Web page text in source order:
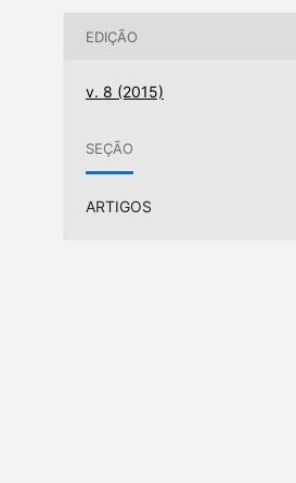
EDIÇÃO
v. 8 (2015)
SEÇÃO
ARTIGOS